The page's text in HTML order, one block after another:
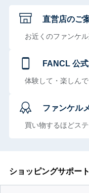
直営店のご
お近くのファンケ
FANCL 公
体験して・楽しん
ファンケル
買い物するほどス
ショッピングサポート